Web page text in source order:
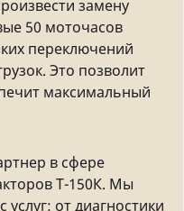
замену
50 моточасов
переключений
Это позволит
максимальный
в сфере
Т-150К. Мы
от диагностики